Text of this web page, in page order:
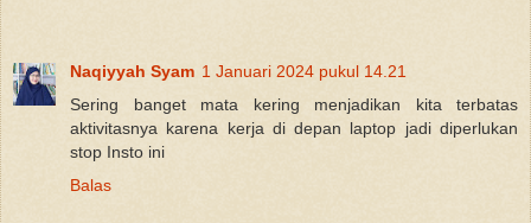
Naqiyyah Syam 1 Januari 2024 pukul 14.21
Sering banget mata kering menjadikan kita terbatas
aktivitasnya karena kerja di depan laptop jadi diperlukan
stop Insto ini
Balas